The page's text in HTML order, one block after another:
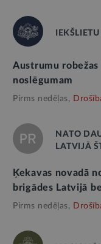
Austrumu
noslēgumam
Pirms nedēļas,
NATO
LATVIJĀ
Ķekavas novadā
brigādes Latvijā
Pirms nedēļas,